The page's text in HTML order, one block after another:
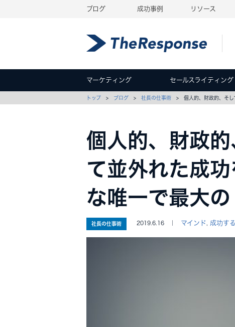
ブログ 成功事例 リソース
マーケティング セールスライティング
トップ > ブログ > 社長の仕事術 > 個人的、財政的、そし
個人的、財政
て並外れた成
な唯一で最大の
社長の仕事術 2019.6.16 ｜ マインド 成功す